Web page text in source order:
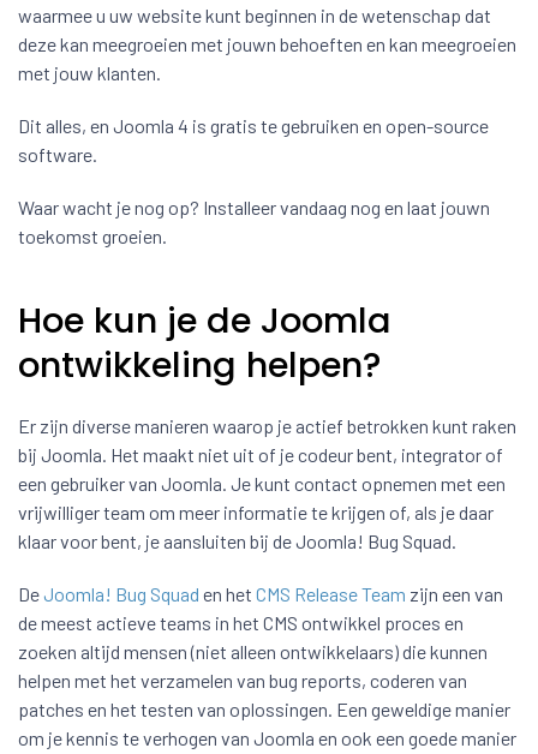
waarmee u uw website kunt beginnen in de wetenschap dat
deze kan meegroeien met jouwn behoeften en kan meegroeien
met jouw klanten.
Dit alles, en Joomla 4 is gratis te gebruiken en open-source
software.
Waar wacht je nog op? Installeer vandaag nog en laat jouwn
toekomst groeien.
Hoe kun je de Joomla
ontwikkeling helpen?
Er zijn diverse manieren waarop je actief betrokken kunt raken
bij Joomla. Het maakt niet uit of je codeur bent, integrator of
een gebruiker van Joomla. Je kunt contact opnemen met een
vrijwilliger team om meer informatie te krijgen of, als je daar
klaar voor bent, je aansluiten bij de Joomla! Bug Squad.
DeJoomla! Bug Squad en het CMS Release Team zijn een van
de meest actieve teams in het CMS ontwikkel proces en
zoeken altijd mensen (niet alleen ontwikkelaars) die kunnen
helpen met het verzamelen van bug reports, coderen van
patches en het testen van oplossingen. Een geweldige manier
om je kennis te verhogen van Joomla en ook een goede manier